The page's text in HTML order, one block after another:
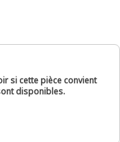
si cette pièce convient
disponibles.